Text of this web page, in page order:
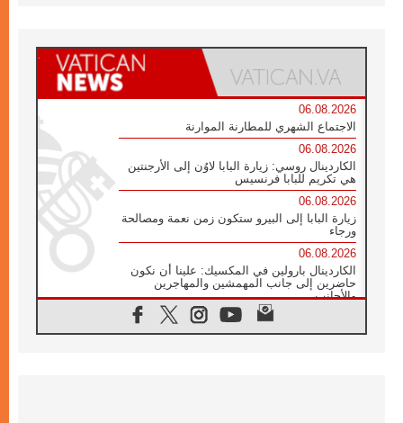
06.08.2026
الاجتماع الشهري للمطارنة الموارنة
06.08.2026
الكاردينال روسي: زيارة البابا لاوُن إلى الأرجنتين
هي تكريم للبابا فرنسيس
06.08.2026
زيارة البابا إلى البيرو ستكون زمن نعمة ومصالحة
ورجاء
06.08.2026
الكاردينال بارولين في المكسيك: علينا أن نكون
حاضرين إلى جانب المهمشين والمهاجرين
والأجانب
البابا لاوُن الرابع عشر للشباب في أسيزي: